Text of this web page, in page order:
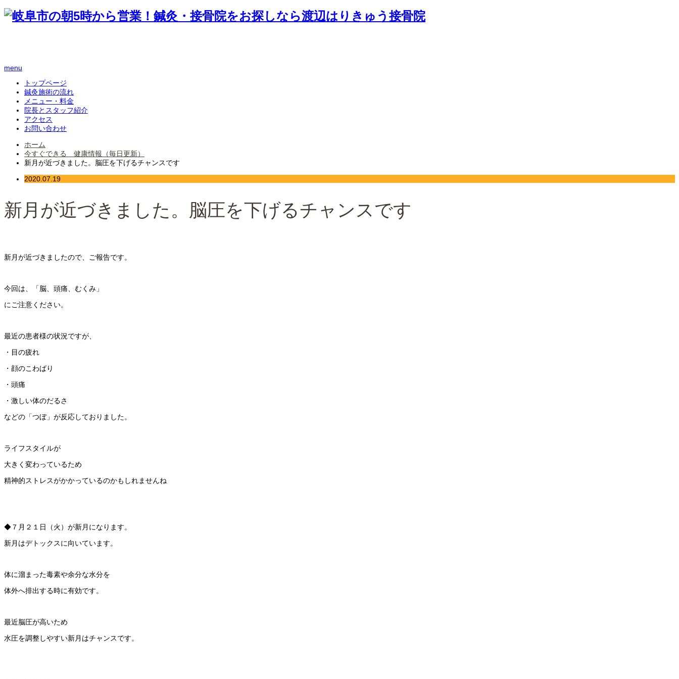
menu
トップページ
鍼灸施術の流れ
メニュー・料金
院長とスタッフ紹介
アクセス
お問い合わせ
ホーム
今すぐできる 健康情報（毎日更新）
新月が近づきました。脳圧を下げるチャンスです
2020.07.19
新月が近づきました。脳圧を下げるチャンスです
新月が近づきましたので、ご報告です。
今回は、「脳、頭痛、むくみ」
にご注意ください。
最近の患者様の状況ですが、
・目の疲れ
・顔のこわばり
・頭痛
・激しい体のだるさ
などの「つぼ」が反応しておりました。
ライフスタイルが
大きく変わっているため
精神的ストレスがかかっているのかもしれませんね
◆７月２１日（火）が新月になります。
新月はデトックスに向いています。
体に溜まった毒素や余分な水分を
体外へ排出する時に有効です。
最近脳圧が高いため
水圧を調整しやすい新月はチャンスです。